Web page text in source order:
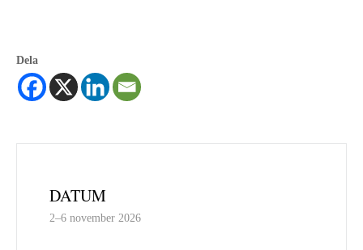
Dela
DATUM
2–6 november 2026